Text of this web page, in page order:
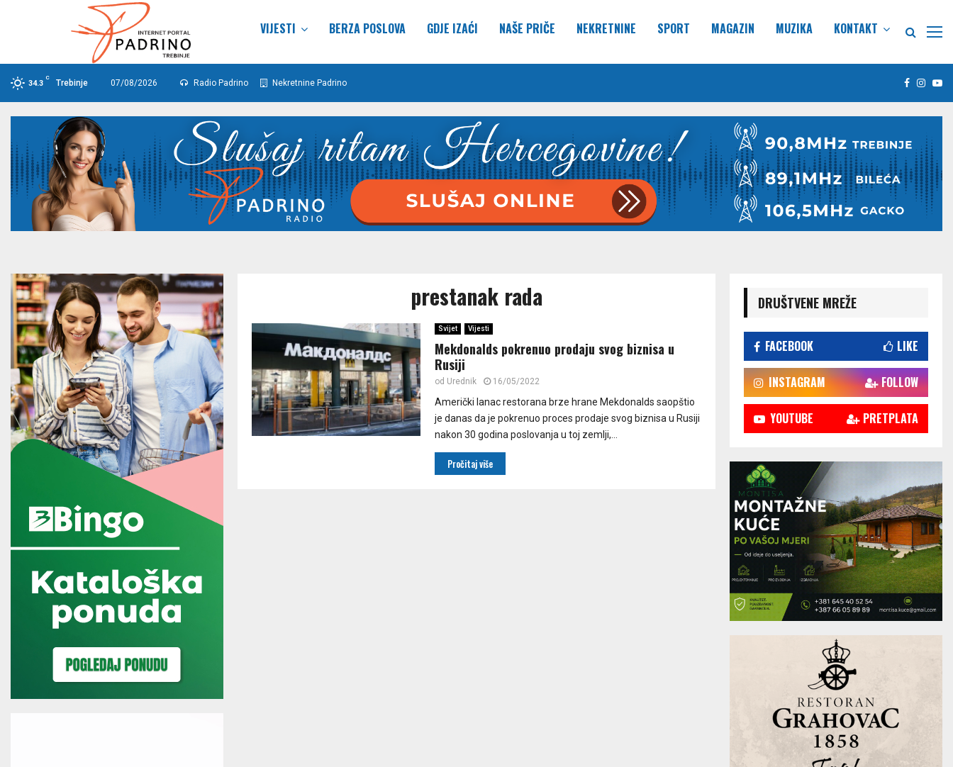
VIJESTI BERZA POSLOVA GDJE IZAĆI NAŠE PRIČE NEKRETNINE SPORT MAGAZIN MUZIKA KONTAKT
34.3
C
Trebinje 07/08/2026 Radio Padrino Nekretnine Padrino Facebook
prestanak rada
Svijet Vijesti
Mekdonalds pokrenuo prodaju svog biznisa u
Rusiji
od Urednik 16/05/2022
Američki lanac restorana brze hrane Mekdonalds saopštio
je danas da je pokrenuo proces prodaje svog biznisa u Rusiji
nakon 30 godina poslovanja u toj zemlji,...
Pročitaj više
DRUŠTVENE MREŽE
FACEBOOK LIKE
INSTAGRAM FOLLOW
YOUTUBE PRETPLATA